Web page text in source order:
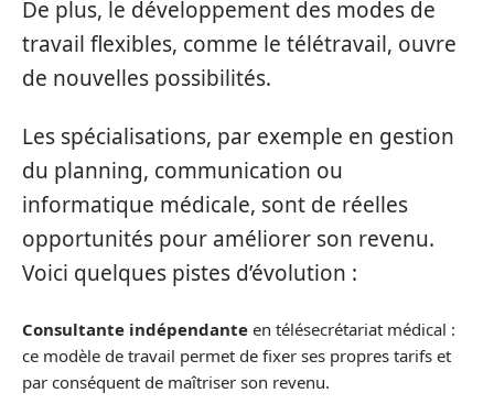
De plus, le développement des modes de
travail flexibles, comme le télétravail, ouvre
de nouvelles possibilités.
Les spécialisations, par exemple en gestion
du planning, communication ou
informatique médicale, sont de réelles
opportunités pour améliorer son revenu.
Voici quelques pistes d’évolution :
Consultante indépendante en télésecrétariat médical :
ce modèle de travail permet de fixer ses propres tarifs et
par conséquent de maîtriser son revenu.